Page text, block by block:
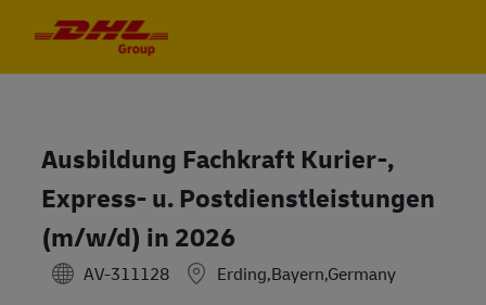
Ausbildung Fachkraft Kurier-,
Express- u. Postdienstleistungen
(m/w/d) in 2026
AV-311128
Erding,Bayern,Germany